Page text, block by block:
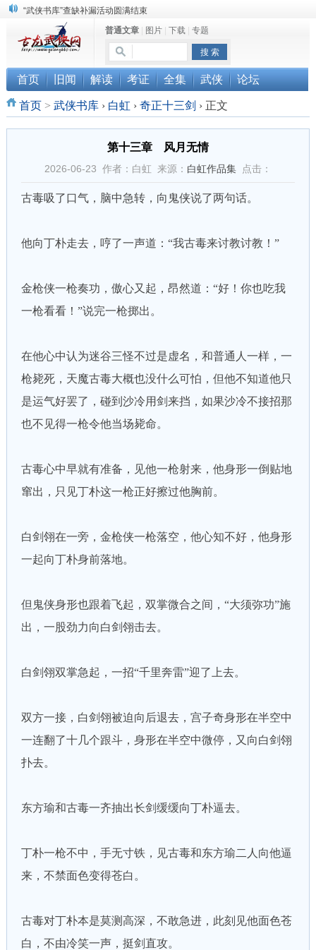
“武侠书库”查缺补漏活动圆满结束
珠海《古龙作品集》PDF扫描版分享
三千藏书奉江湖 ， 诚邀侠友共赏鉴
普通文章| 图片| 下载| 专题
首页 旧闻 解读 考证 全集 武侠 论坛
首页> 武侠书库 › 白虹 › 奇正十三剑 ›正文
第十三章 风月无情
2026-06-23 作者：白虹 来源： 白虹作品集点击：
古毒吸了口气，脑中急转，向鬼侠说了两句话。
他向丁朴走去，哼了一声道：“我古毒来讨教讨教！”
金枪侠一枪奏功，傲心又起，昂然道：“好！你也吃我
一枪看看！”说完一枪掷出。
在他心中认为迷谷三怪不过是虚名，和普通人一样，一
枪毙死，天魔古毒大概也没什么可怕，但他不知道他只
是运气好罢了，碰到沙冷用剑来挡，如果沙冷不接招那
也不见得一枪令他当场毙命。
古毒心中早就有准备，见他一枪射来，他身形一倒贴地
窜出，只见丁朴这一枪正好擦过他胸前。
白剑翎在一旁，金枪侠一枪落空，他心知不好，他身形
一起向丁朴身前落地。
但鬼侠身形也跟着飞起，双掌微合之间，“大须弥功”施
出，一股劲力向白剑翎击去。
白剑翎双掌急起，一招“千里奔雷”迎了上去。
双方一接，白剑翎被迫向后退去，宫子奇身形在半空中
一连翻了十几个跟斗，身形在半空中微停，又向白剑翎
扑去。
东方瑜和古毒一齐抽出长剑缓缓向丁朴逼去。
丁朴一枪不中，手无寸铁，见古毒和东方瑜二人向他逼
来，不禁面色变得苍白。
古毒对丁朴本是莫测高深，不敢急进，此刻见他面色苍
白，不由冷笑一声，挺剑直攻。